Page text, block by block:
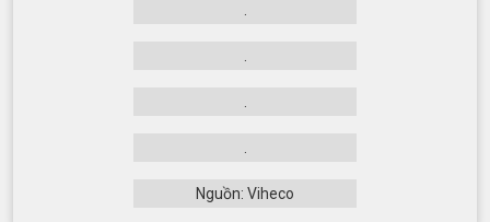
.
.
.
.
Nguồn: Viheco